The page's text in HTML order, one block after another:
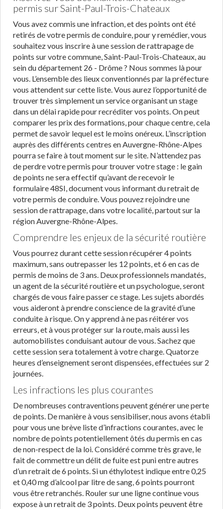
permis sur Saint-Paul-Trois-Chateaux
Vous avez commis une infraction, et des points ont été
retirés de votre permis de conduire, pour y remédier, vous
souhaitez vous inscrire à une session de rattrapage de
points sur votre commune, Saint-Paul-Trois-Chateaux, au
sein du département 26 - Drôme ? Nous sommes là pour
vous. L’ensemble des lieux conventionnés par la préfecture
vous attendent sur cette liste. Vous aurez l’opportunité de
trouver très simplement un service organisant un stage
dans un délai rapide pour recréditer vos points. On peut
comparer les prix des formations, pour chaque centre, cela
permet de savoir lequel est le moins onéreux. L’inscription
auprès des différents centres en Auvergne-Rhône-Alpes
pourra se faire à tout moment sur le site. N’attendez pas
de perdre votre permis pour trouver votre stage : le gain
de points ne sera effectif qu’avant de recevoir le
formulaire 48SI, document vous informant du retrait de
votre permis de conduire. Vous pouvez rejoindre une
session de rattrapage, dans votre localité, partout sur la
région Auvergne-Rhône-Alpes.
Comprendre les enjeux de la sécurité routière
Vous pourrez durant cette session récupérer 4 points
maximum, sans outrepasser les 12 points, et 6 en cas de
permis de moins de 3 ans. Deux professionnels mandatés,
un agent de la sécurité routière et un psychologue, seront
chargés de vous faire passer ce stage. Les sujets abordés
vous aideront à prendre conscience de la gravité d’une
conduite à risque. On y apprend à ne pas réitérer vos
erreurs, et à vous protéger sur la route, mais aussi les
automobilistes conduisant autour de vous. Sachez que
cette session sera totalement à votre charge. Quatorze
heures d’enseignement seront dispensées, effectuées sur 2
journées.
Les infractions les plus courantes
De nombreuses contraventions peuvent générer une perte
de points. De manière à vous sensibiliser, nous avons établi
pour vous une brève liste d’infractions courantes, avec le
nombre de points potentiellement ôtés du permis en cas
de non-respect de la loi. Considéré comme très grave, le
fait de commettre un délit de fuite est puni entre autres
d’un retrait de 6 points. Si un éthylotest indique entre 0,25
et 0,40 mg d’alcool par litre de sang, 6 points pourront
vous être retranchés. Rouler sur une ligne continue vous
expose à un retrait de 3 points. Deux points peuvent être